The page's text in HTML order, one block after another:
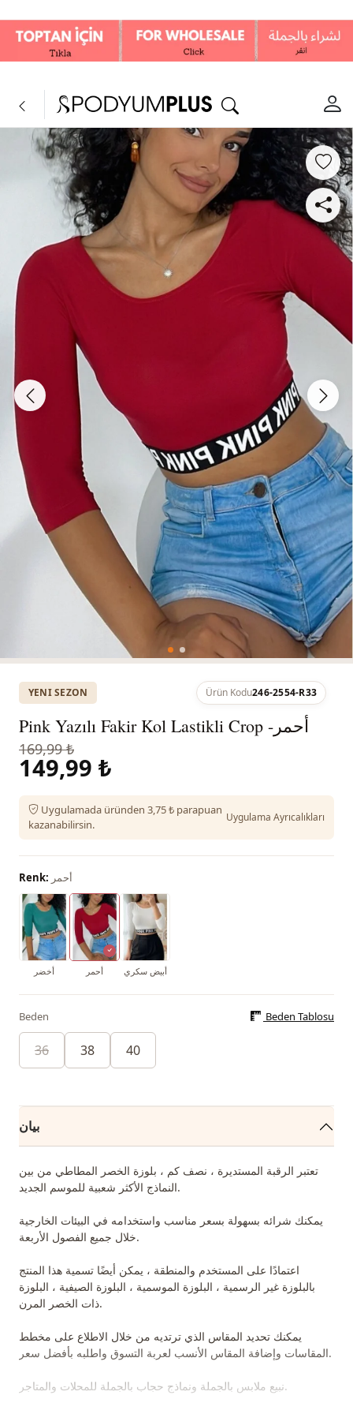
YENI SEZON Ürün Kodu246-2554-R33
Pink Yazılı Fakir Kol Lastikli Crop -أحمر
169,99 ₺
149,99 ₺
Uygulamada üründen 3,75 ₺ parapuan
kazanabilirsin.
Uygulama Ayrıcalıkları
Renk: أحمر
أخضر أحمر أبيض سكري
Beden Beden Tablosu
36 38 40
بيان
تعتبر الرقبة المستديرة ، نصف كم ، بلوزة الخصر المطاطي من بين
النماذج الأكثر شعبية للموسم الجديد.
يمكنك شرائه بسهولة بسعر مناسب واستخدامه في البيئات الخارجية
خلال جميع الفصول الأربعة.
اعتمادًا على المستخدم والمنطقة ، يمكن أيضًا تسمية هذا المنتج
بالبلوزة غير الرسمية ، البلوزة الموسمية ، البلوزة الصيفية ، البلوزة
ذات الخصر المرن.
يمكنك تحديد المقاس الذي ترتديه من خلال الاطلاع على مخطط
المقاسات وإضافة المقاس الأنسب لعربة التسوق واطلبه بأفضل سعر.
نبيع ملابس بالجملة ونماذج حجاب بالجملة للمحلات والمتاجر.